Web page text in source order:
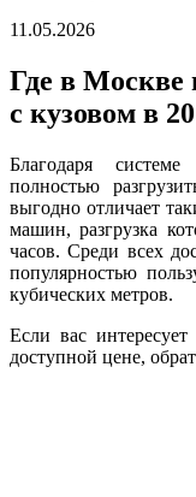
11.05.2026
Где в Москве
с кузовом в
Благодаря
полностью
выгодно отличает
машин, разгрузка
часов. Среди всех
популярностью
кубических метров.
Если вас
доступной цене,